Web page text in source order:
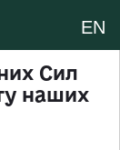
EN
Сил
наших